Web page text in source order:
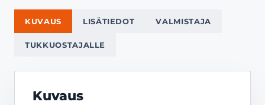
KUVAUS LISÄTIEDOT VALMISTAJA
TUKKUOSTAJALLE
Kuvaus